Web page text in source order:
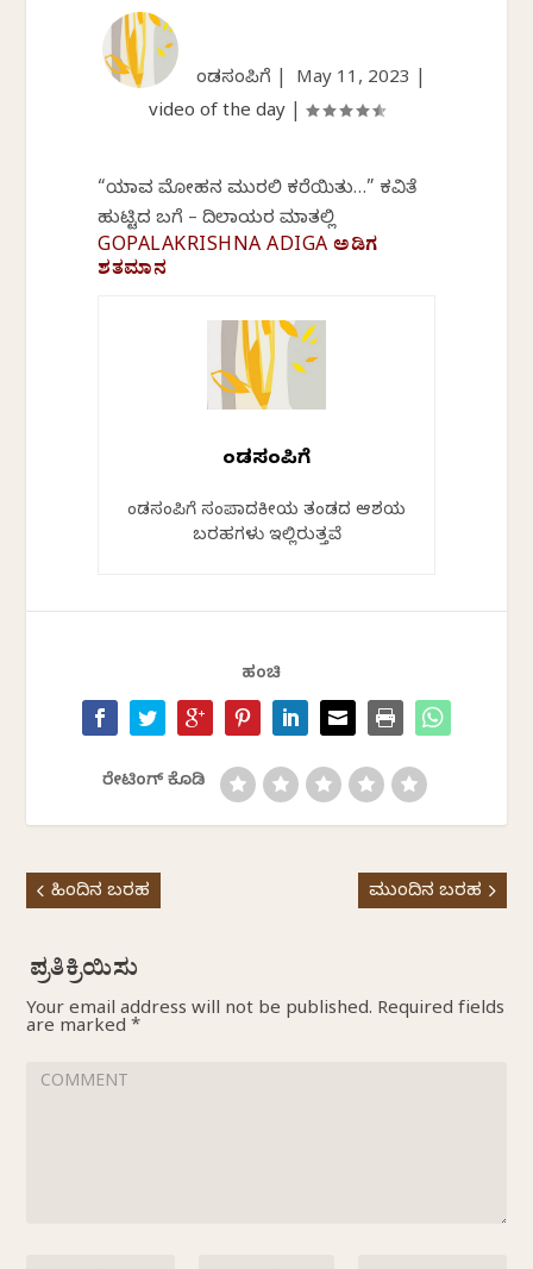
ಕೆಂಡಸಂಪಿಗೆ | May 11, 2023
video of the day
“ಯಾವ ಮೋಹನ ಮುರಲಿ ಕರೆಯಿತು…” ಕವಿತೆ
ಹುಟ್ಟಿದ ಬಗೆ – ಕೆದಿಲಾಯರ ಮಾತಲ್ಲಿ
GOPALAKRISHNA ADIGA ಅಡಿಗ
ಶತಮಾನ
ಕೆಂಡಸಂಪಿಗೆ
ಕೆಂಡಸಂಪಿಗೆ ಸಂಪಾದಕೀಯ ತಂಡದ ಆಶಯ
ಬರಹಗಳು ಇಲ್ಲಿರುತ್ತವೆ
ಹಂಚಿ
ರೇಟಿಂಗ್ ಕೊಡಿ
ಹಿಂದಿನ ಬರಹ ಮುಂದಿನ ಬರಹ
Your email address will not be published. Required fields
are marked*